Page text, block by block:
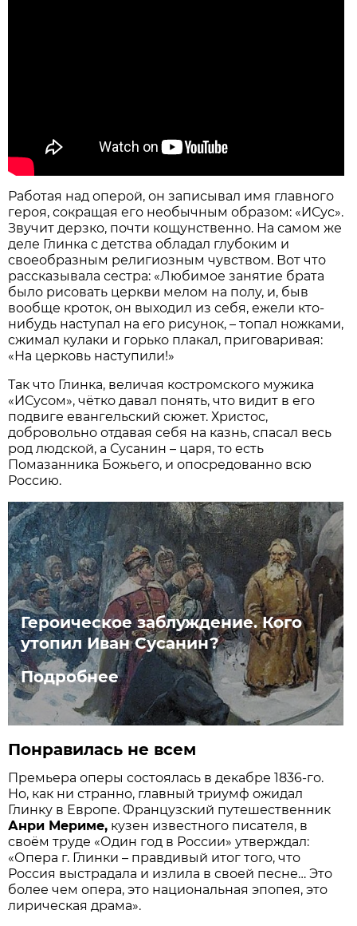
Работая над оперой, он записывал имя главного
героя, сокращая его необычным образом: «ИСус».
Звучит дерзко, почти кощунственно. На самом же
деле Глинка с детства обладал глубоким и
своеобразным религиозным чувством. Вот что
рассказывала сестра: «Любимое занятие брата
было рисовать церкви мелом на полу, и, быв
вообще кроток, он выходил из себя, ежели кто-
нибудь наступал на его рисунок, – топал ножками,
сжимал кулаки и горько плакал, приговаривая:
«На церковь наступили!»
Так что Глинка, величая костромского мужика
«ИСусом», чётко давал понять, что видит в его
подвиге евангельский сюжет. Христос,
добровольно отдавая себя на казнь, спасал весь
род людской, а Сусанин – царя, то есть
Помазанника Божьего, и опосредованно всю
Россию.
Героическое заблуждение. Кого
утопил Иван Сусанин?
Подробнее
Понравилась не всем
Премьера оперы состоялась в декабре 1836-го.
Но, как ни странно, главный триумф ожидал
Глинку в Европе. Французский путешественник
Анри Мериме, кузен известного писателя, в
своём труде «Один год в России» утверждал:
«Опера г. Глинки – правдивый итог того, что
Россия выстрадала и излила в своей песне… Это
более чем опера, это национальная эпопея, это
лирическая драма».